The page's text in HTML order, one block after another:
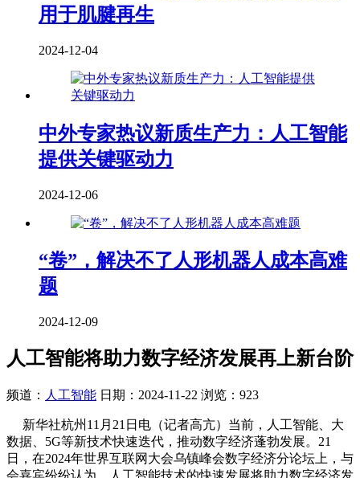
用于肌腱再生
2024-12-04
中外专家热议新质生产力：人工智能
提供关键驱动力
2024-12-06
“卷”，解决不了人形机器人成本高难
题
2024-12-09
人工智能将助力数字经济发展再上新台阶
频道： 人工智能 日期： 2024-11-22 浏览：923
新华社杭州11月21日电（记者高亢）当前，人工智能、大
数据、5G等新技术快速迭代，推动数字经济蓬勃发展。21
日，在2024年世界互联网大会乌镇峰会数字经济分论坛上，与